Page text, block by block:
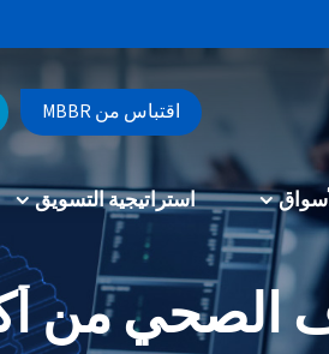
اقتباس من MBBR
استراتيجية التسويق
الصحي